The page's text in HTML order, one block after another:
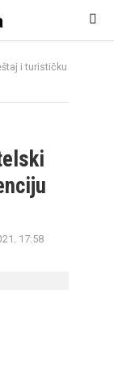
i turističku
17:58